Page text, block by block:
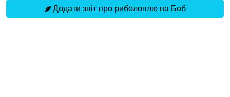
Додати звіт про риболовлю на Боб